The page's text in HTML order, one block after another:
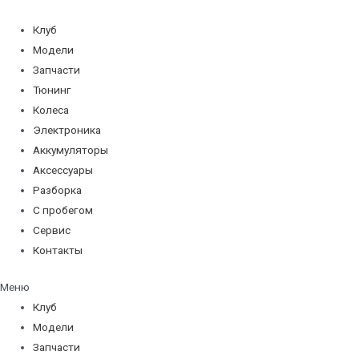
содержимому
Клуб
Модели
Запчасти
Тюнинг
Колеса
Электроника
Аккумуляторы
Аксессуары
Разборка
С пробегом
Сервис
Контакты
Меню
Клуб
Модели
Запчасти